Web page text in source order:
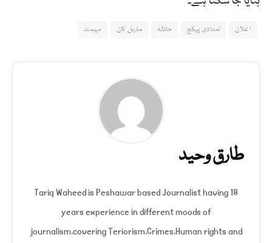
اعلان امدادی پیکج حادثہ ماربل کان مہمند
طارق وحید
Tariq Waheed is Peshawar based Journalist having 18
years experience in different moods of
journalism,covering Teriorism,Crimes,Human rights and